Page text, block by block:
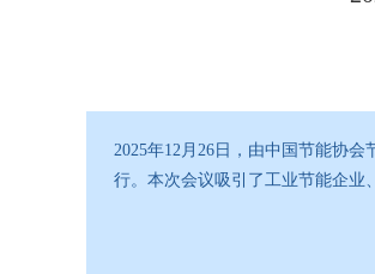
2025年12月26日，由中国节能协
行。本次会议吸引了工业节能企业